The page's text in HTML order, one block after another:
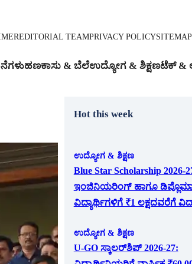
EDITORIAL TEAMPRIVACY POLICYSITEMAP
ಹಣಕಾಸು & ಬೆಲೆಉದ್ಯೋಗ & ಶಿಕ್ಷಣಟೆಕ್ &
Hot this week
ಉದ್ಯೋಗ & ಶಿಕ್ಷಣ
Blue Star Scholarship 2026-
ಇಂಜಿನಿಯರಿಂಗ್ ಹಾಗೂ
ವಿದ್ಯಾರ್ಥಿಗಳಿಗೆ ₹1 ಲಕ್ಷದವರೆಗೆ
ಉದ್ಯೋಗ & ಶಿಕ್ಷಣ
U-GO ಸ್ಕಾಲರ್‌ಶಿಪ್ 2026-27: